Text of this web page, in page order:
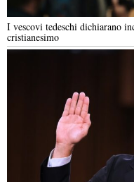
I vescovi tedeschi dichiarano
cristianesimo